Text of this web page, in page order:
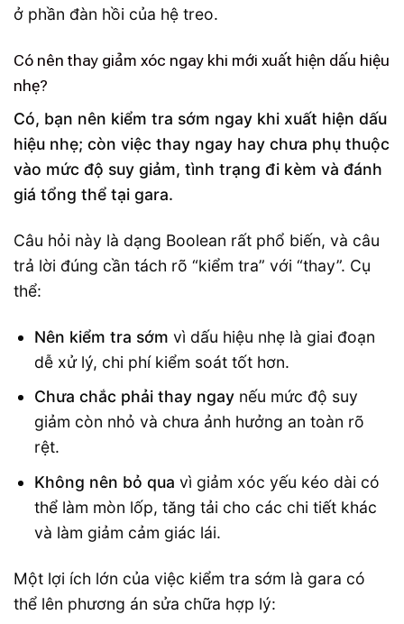
ở phần đàn hồi của hệ treo.
Có nên thay giảm xóc ngay khi mới xuất hiện dấu hiệu
nhẹ?
Có, bạn nên kiểm tra sớm ngay khi xuất hiện dấu
hiệu nhẹ; còn việc thay ngay hay chưa phụ thuộc
vào mức độ suy giảm, tình trạng đi kèm và đánh
giá tổng thể tại gara.
Câu hỏi này là dạng Boolean rất phổ biến, và câu
trả lời đúng cần tách rõ “kiểm tra” với “thay”. Cụ
thể:
Nên kiểm tra sớm vì dấu hiệu nhẹ là giai đoạn
dễ xử lý, chi phí kiểm soát tốt hơn.
Chưa chắc phải thay ngaynếu mức độ suy
giảm còn nhỏ và chưa ảnh hưởng an toàn rõ
rệt.
Không nên bỏ qua vì giảm xóc yếu kéo dài có
thể làm mòn lốp, tăng tải cho các chi tiết khác
và làm giảm cảm giác lái.
Một lợi ích lớn của việc kiểm tra sớm là gara có
thể lên phương án sửa chữa hợp lý: